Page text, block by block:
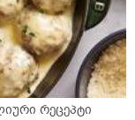
რეცეპტი